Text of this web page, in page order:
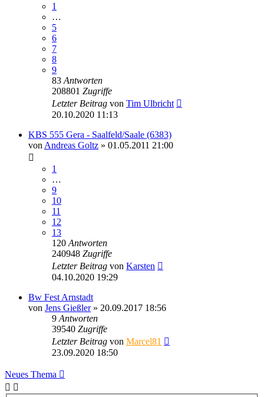
1
…
5
6
7
8
9
83 Antworten
208801 Zugriffe
Letzter Beitrag von Tim Ulbricht
20.10.2020 11:13
KBS 555 Gera - Saalfeld/Saale (6383)
von Andreas Goltz » 01.05.2011 21:00
1
…
9
10
11
12
13
120 Antworten
240948 Zugriffe
Letzter Beitrag von Karsten
04.10.2020 19:29
Bw Fest Arnstadt
von Jens Gießler» 20.09.2017 18:56
9 Antworten
39540 Zugriffe
Letzter Beitrag von Marcel81
23.09.2020 18:50
Neues Thema